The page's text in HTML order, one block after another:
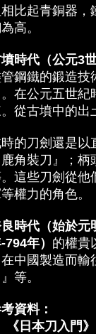
比起青銅器，
高。
時代（公元3
鋼鐵的鍛造技
。在公元五世
從古墳中的出
的刀劍還是以
鹿角裝刀』；
這些刀劍從他
權力的角色。
時代（始於元
794年） 的權貴
在中國製造而
等。
資料：
日本刀入門》